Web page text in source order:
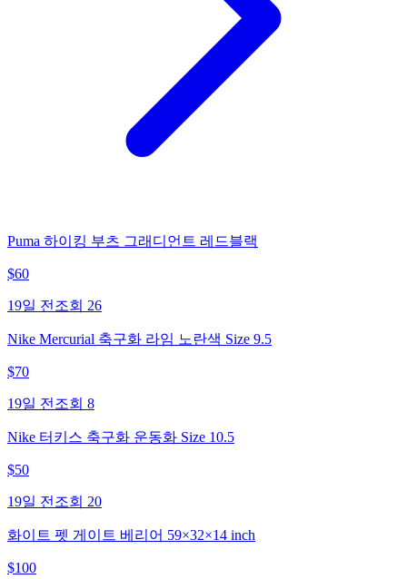
Puma 하이킹 부츠 그래디언트 레드블랙
$60
19일 전 조회 26
Nike Mercurial 축구화 라임 노란색 Size 9.5
$70
19일 전 조회 8
Nike 터키스 축구화 운동화 Size 10.5
$50
19일 전 조회 20
화이트 펫 게이트 베리어 59×32×14 inch
$100